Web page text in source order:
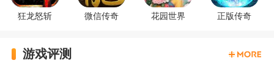
狂龙怒斩 微信传奇 花园世界 正版传奇
游戏评测